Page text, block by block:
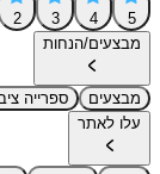
5
4
3
2
מבצעים/הנחות
מבצעים
ספרייה
עלו לאתר